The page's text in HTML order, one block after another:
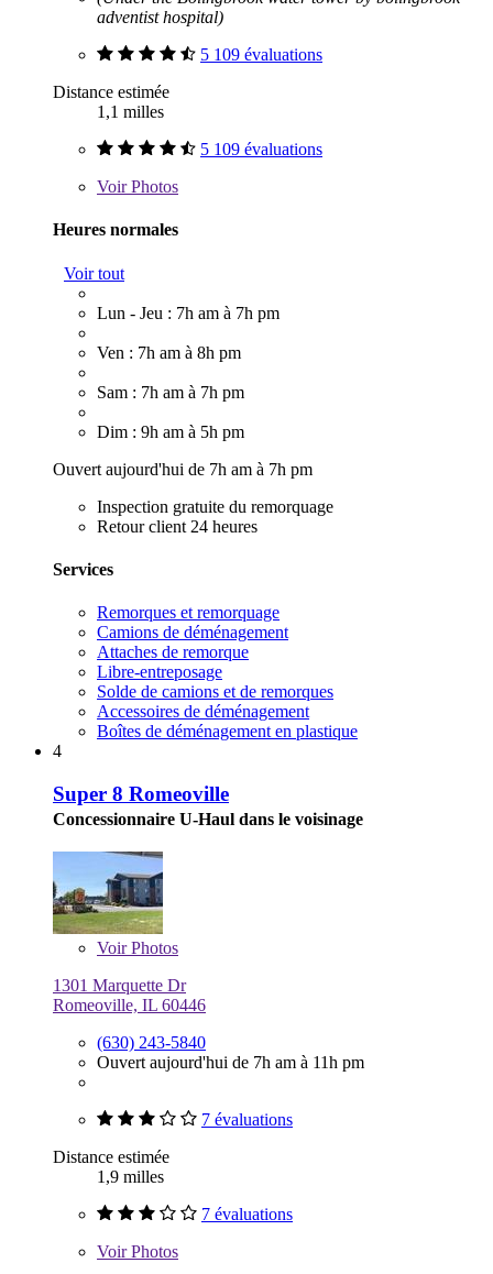
adventist hospital)
5 109 évaluations
Distance estimée
1,1 milles
5 109 évaluations
VoirPhotos
Heures normales
Voir tout
Lun - Jeu : 7h am à 7h pm
Ven : 7h am à 8h pm
Sam : 7h am à 7h pm
Dim : 9h am à 5h pm
Ouvert aujourd'hui de 7h am à 7h pm
Inspection gratuite du remorquage
Retour client 24 heures
Services
Remorques et remorquage
Camions de déménagement
Attaches de remorque
Libre-entreposage
Solde de camions et de remorques
Accessoires de déménagement
Boîtes de déménagement en plastique
4
Super 8 Romeoville
Concessionnaire U-Haul dans le voisinage
VoirPhotos
1301 Marquette Dr
Romeoville, IL 60446
(630) 243-5840
Ouvert aujourd'hui de 7h am à 11h pm
7 évaluations
Distance estimée
1,9 milles
7 évaluations
VoirPhotos